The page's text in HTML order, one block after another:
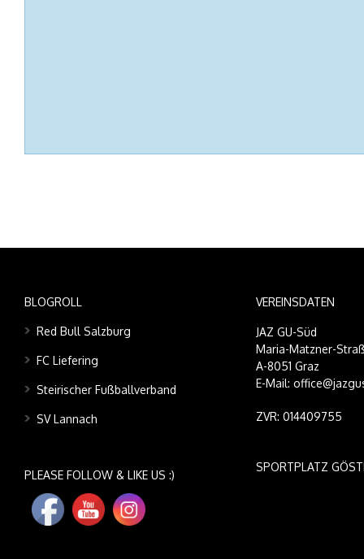
BLOGROLL
Red Bull Salzburg
FC Liefering
Steirischer Fußballverband
SV Lannach
PLEASE FOLLOW & LIKE US :)
VEREINSDATEN
JAZ GU-Süd
Maria-Matzner-
A-8051 Graz
E-Mail:
ZVR: 014409755
SPORTPLATZ